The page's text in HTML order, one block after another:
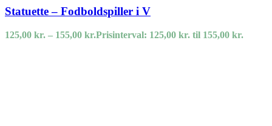
Statuette – Fodboldspiller i V
125,00 kr. – 155,00 kr.Prisinterval: 125,00 kr. til 155,00 kr.